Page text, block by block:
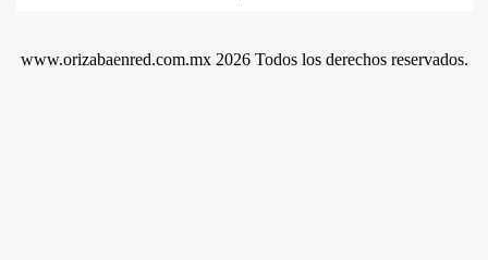
www.orizabaenred.com.mx 2026 Todos los derechos reservados.